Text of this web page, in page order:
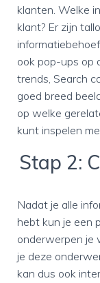
klanten. Welke
klant? Er zijn
ook pop-ups op
trends, Search
goed breed
op welke
kunt inspelen
Stap 2:
Nadat je alle
hebt kun je een
onderwerpen je
je deze
kan dus ook